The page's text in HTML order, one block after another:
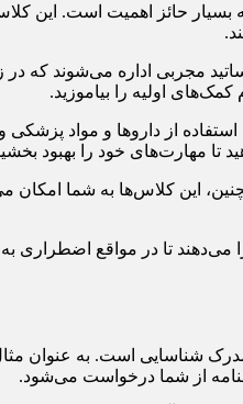
حائز اهمیت است. این
مجربی اداره می‌شوند که
اولیه را بیاموزید.
از داروها و مواد پزشکی و
تا مهارت‌های خود را بهبود
این کلاس‌ها به شما امکان
می‌دهند تا در مواقع اضطراری
شناسایی است. به عنوان
از شما درخواست می‌شود.